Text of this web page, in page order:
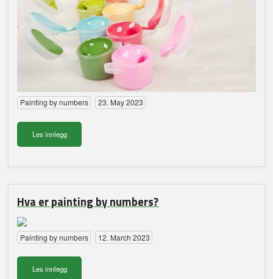
Painting by numbers 23. May 2023
Les innlegg
Hva er painting by numbers?
Painting by numbers 12. March 2023
Les innlegg